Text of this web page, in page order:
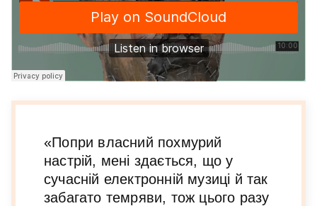
«Попри власний похмурий
настрій, мені здається, що у
сучасній електронній музиці й так
забагато темряви, тож цього разу